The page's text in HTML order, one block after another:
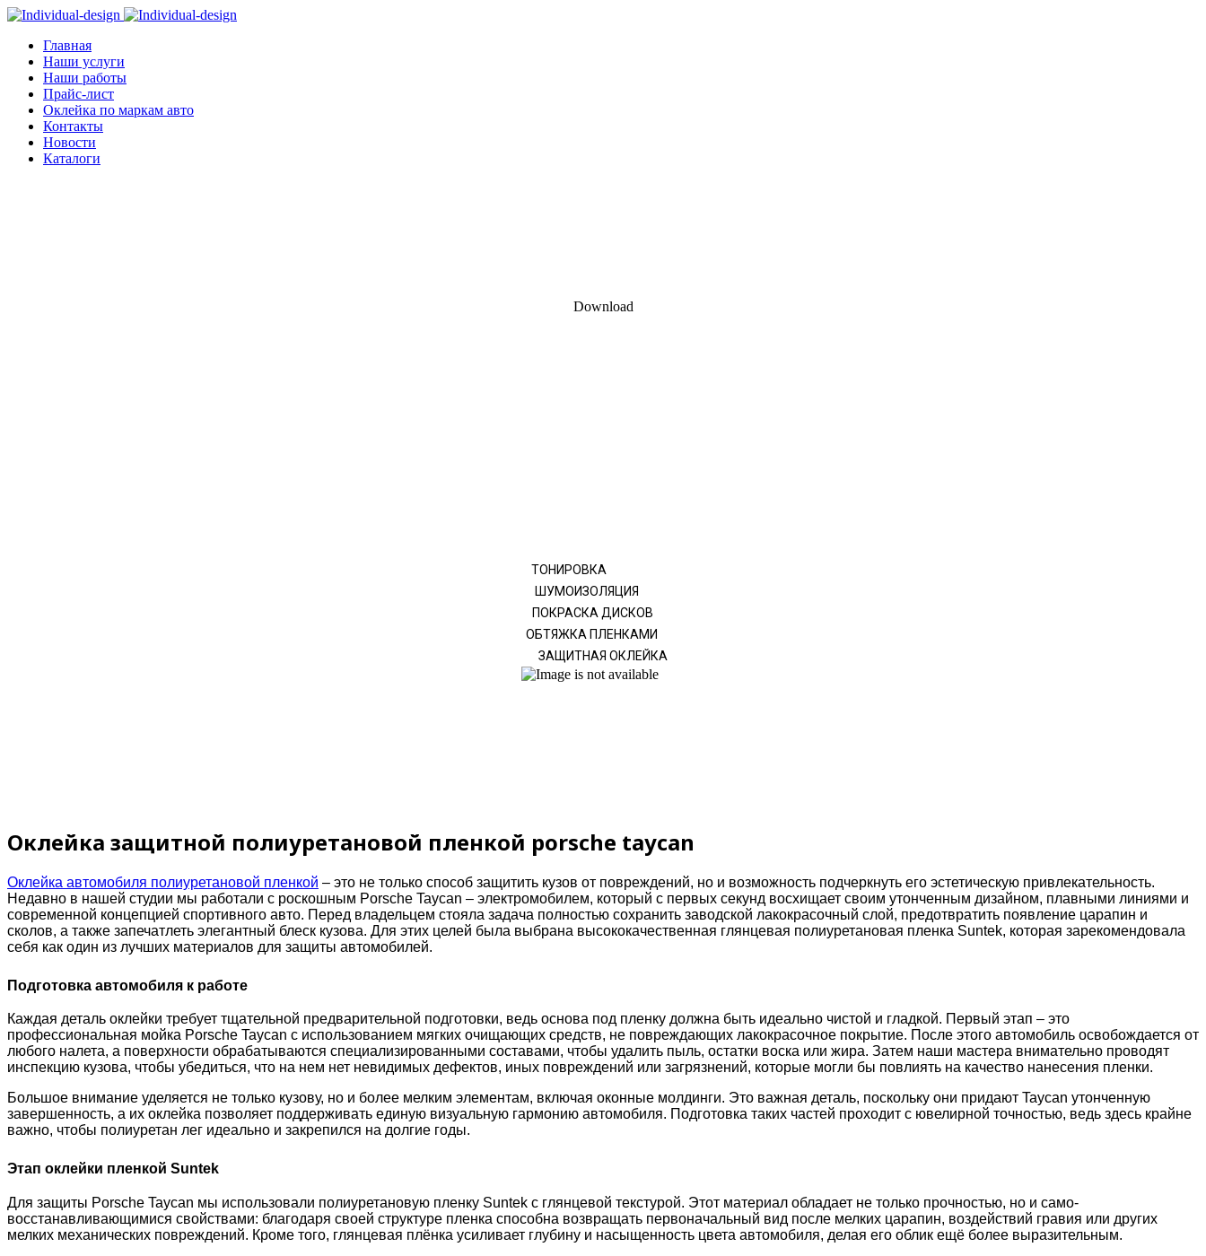
Главная
Наши услуги
Наши работы
Прайс-лист
Оклейка по маркам авто
Контакты
Новости
Каталоги
Download
ТОНИРОВКА
ШУМОИЗОЛЯЦИЯ
ПОКРАСКА ДИСКОВ
ОБТЯЖКА ПЛЕНКАМИ
ЗАЩИТНАЯ ОКЛЕЙКА
Оклейка защитной полиуретановой пленкой porsche taycan
Оклейка автомобиля полиуретановой пленкой – это не только способ защитить кузов от повреждений, но и возможность подчеркнуть его эстетическую привлекательность.
Недавно в нашей студии мы работали с роскошным Porsche Taycan – электромобилем, который с первых секунд восхищает своим утонченным дизайном, плавными линиями и
современной концепцией спортивного авто. Перед владельцем стояла задача полностью сохранить заводской лакокрасочный слой, предотвратить появление царапин и
сколов, а также запечатлеть элегантный блеск кузова. Для этих целей была выбрана высококачественная глянцевая полиуретановая пленка Suntek, которая зарекомендовала
себя как один из лучших материалов для защиты автомобилей.
Подготовка автомобиля к работе
Каждая деталь оклейки требует тщательной предварительной подготовки, ведь основа под пленку должна быть идеально чистой и гладкой. Первый этап – это
профессиональная мойка Porsche Taycan с использованием мягких очищающих средств, не повреждающих лакокрасочное покрытие. После этого автомобиль освобождается от
любого налета, а поверхности обрабатываются специализированными составами, чтобы удалить пыль, остатки воска или жира. Затем наши мастера внимательно проводят
инспекцию кузова, чтобы убедиться, что на нем нет невидимых дефектов, иных повреждений или загрязнений, которые могли бы повлиять на качество нанесения пленки.
Большое внимание уделяется не только кузову, но и более мелким элементам, включая оконные молдинги. Это важная деталь, поскольку они придают Taycan утонченную
завершенность, а их оклейка позволяет поддерживать единую визуальную гармонию автомобиля. Подготовка таких частей проходит с ювелирной точностью, ведь здесь крайне
важно, чтобы полиуретан лег идеально и закрепился на долгие годы.
Этап оклейки пленкой Suntek
Для защиты Porsche Taycan мы использовали полиуретановую пленку Suntek с глянцевой текстурой. Этот материал обладает не только прочностью, но и само-
восстанавливающимися свойствами: благодаря своей структуре пленка способна возвращать первоначальный вид после мелких царапин, воздействий гравия или других
мелких механических повреждений. Кроме того, глянцевая плёнка усиливает глубину и насыщенность цвета автомобиля, делая его облик ещё более выразительным.